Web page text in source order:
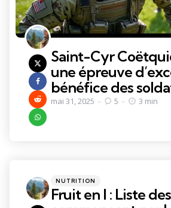
Saint-Cyr
une épreuve
bénéfice des
mai 31, 2025 5 3 min
Categories
Posted
in
NUTRITION
Fruit en I : Liste